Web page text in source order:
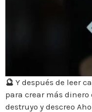
🔮 Y después de leer
para crear más dinero
destruyo y descreo